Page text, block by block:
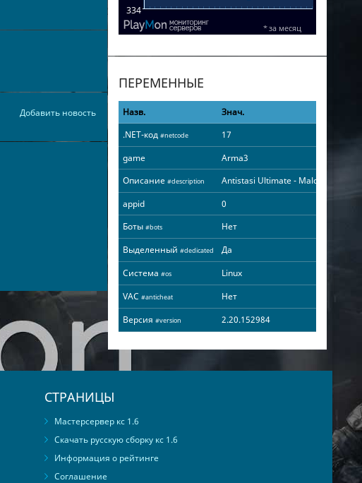
Добавить новость
ПЕРЕМЕННЫЕ
Назв.
Знач.
.NET-код #netcode
17
game
Arma3
Описание #description
Antistasi Ultimate - Malden
appid
0
Боты #bots
Нет
Выделенный #dedicated
Да
Система #os
Linux
VAC #anticheat
Нет
Версия #version 2.20.152984
СТРАНИЦЫ
Мастерсервер кс 1.6
Скачать русскую сборку кс 1.6
Информация о рейтинге
Соглашение